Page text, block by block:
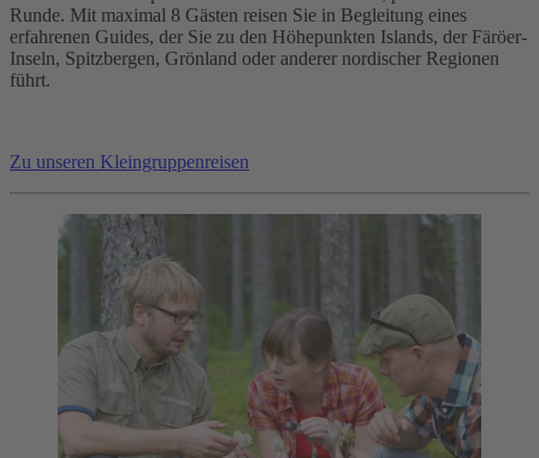
Runde. Mit maximal 8 Gästen reisen Sie in Begleitung eines
erfahrenen Guides, der Sie zu den Höhepunkten Islands, der Färöer-
Inseln, Spitzbergen, Grönland oder anderer nordischer Regionen
führt.
Zu unseren Kleingruppenreisen